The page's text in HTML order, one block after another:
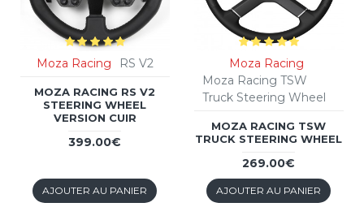
Moza Racing RS V2
MOZA RACING RS V2
STEERING WHEEL
VERSION CUIR
399.00€
AJOUTER AU PANIER
Moza Racing
Moza Racing TSW
Truck Steering Wheel
MOZA RACING TSW
TRUCK STEERING WHEEL
269.00€
AJOUTER AU PANIER